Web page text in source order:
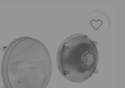
favorite_border